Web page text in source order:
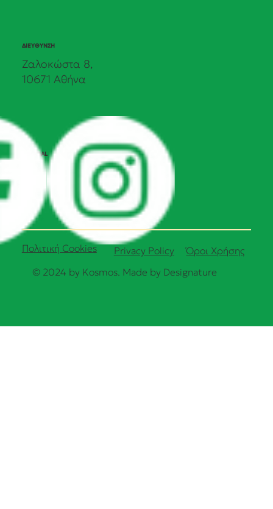
ΔΙΕΥΘΥΝΣΗ
Ζαλοκώστα 8,
10671 Αθήνα
SOCIAL
© 2024 by Kosmos. Made by Designature
Πολιτική Cookies Όροι Χρήσης
Privacy Policy